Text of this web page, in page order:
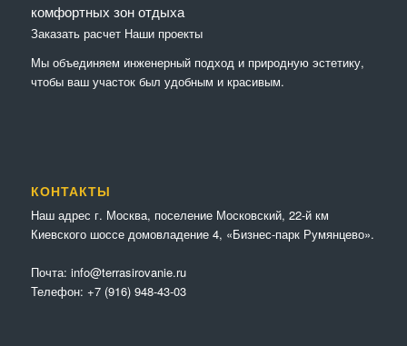
комфортных зон отдыха
Заказать расчет Наши проекты
Мы объединяем инженерный подход и природную эстетику,
чтобы ваш участок был удобным и красивым.
КОНТАКТЫ
Наш адрес г. Москва, поселение Московский, 22-й км
Киевского шоссе домовладение 4, «Бизнес-парк Румянцево».
Почта: info@terrasirovanie.ru
Телефон: +7 (916) 948-43-03